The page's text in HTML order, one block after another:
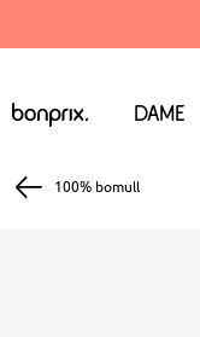
Dame
100% bomull